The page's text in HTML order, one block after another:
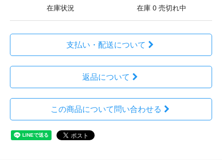
在庫状況 在庫 0 売切れ中
支払い・配送について
返品について
この商品について問い合わせる